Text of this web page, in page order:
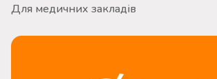
Для медичних закладів